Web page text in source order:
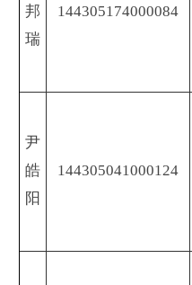
邦
瑞
144305174000084
尹
皓
阳
144305041000124